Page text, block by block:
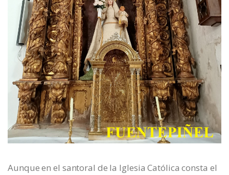
Aunque en el santoral de la Iglesia Católica consta el